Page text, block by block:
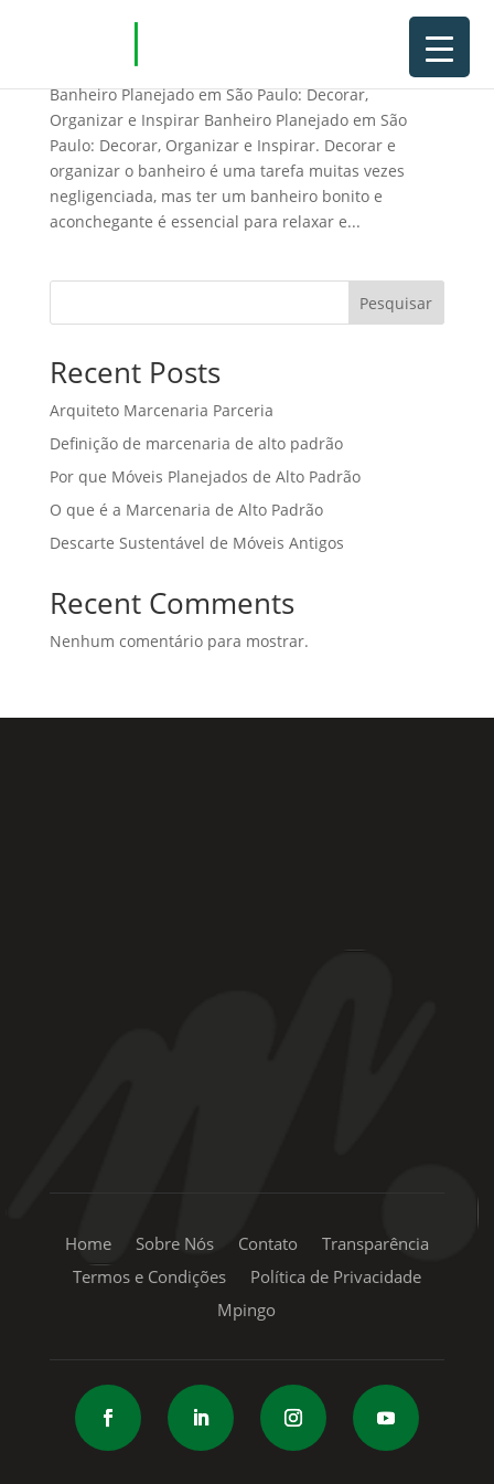
Banheiro Planejado em São Paulo
Banheiro Planejado em São Paulo: Decorar,
Organizar e Inspirar Banheiro Planejado em São
Paulo: Decorar, Organizar e Inspirar. Decorar e
organizar o banheiro é uma tarefa muitas vezes
negligenciada, mas ter um banheiro bonito e
aconchegante é essencial para relaxar e...
Pesquisar
Recent Posts
Arquiteto Marcenaria Parceria
Definição de marcenaria de alto padrão
Por que Móveis Planejados de Alto Padrão
O que é a Marcenaria de Alto Padrão
Descarte Sustentável de Móveis Antigos
Recent Comments
Nenhum comentário para mostrar.
Home Sobre Nós Contato
Transparência
Termos e Condições
Política de Privacidade
Mpingo